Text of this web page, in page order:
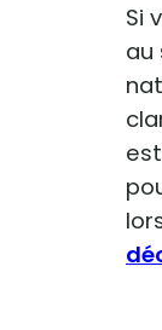
Si
au